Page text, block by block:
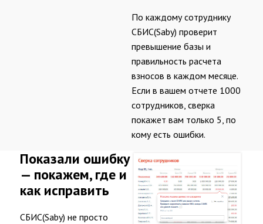
По каждому сотруднику
СБИС(Saby) проверит
превышение базы и
правильность расчета
взносов в каждом месяце.
Если в вашем отчете 1000
сотрудников, сверка
покажет вам только 5, по
кому есть ошибки.
Показали ошибку
— покажем, где и
как исправить
СБИС(Saby) не просто